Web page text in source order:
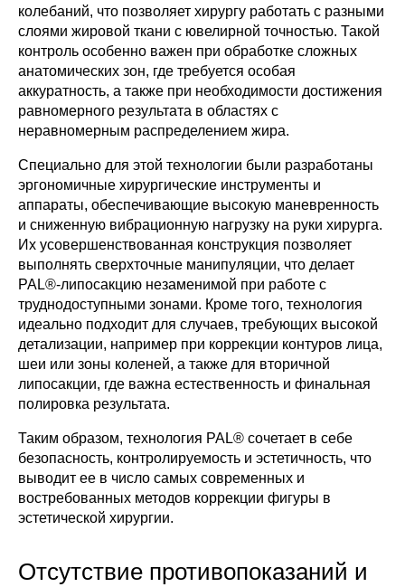
колебаний, что позволяет хирургу работать с разными
слоями жировой ткани с ювелирной точностью. Такой
контроль особенно важен при обработке сложных
анатомических зон, где требуется особая
аккуратность, а также при необходимости достижения
равномерного результата в областях с
неравномерным распределением жира.
Специально для этой технологии были разработаны
эргономичные хирургические инструменты и
аппараты, обеспечивающие высокую маневренность
и сниженную вибрационную нагрузку на руки хирурга.
Их усовершенствованная конструкция позволяет
выполнять сверхточные манипуляции, что делает
PAL®-липосакцию незаменимой при работе с
труднодоступными зонами. Кроме того, технология
идеально подходит для случаев, требующих высокой
детализации, например при коррекции контуров лица,
шеи или зоны коленей, а также для вторичной
липосакции, где важна естественность и финальная
полировка результата.
Таким образом, технология PAL® сочетает в себе
безопасность, контролируемость и эстетичность, что
выводит ее в число самых современных и
востребованных методов коррекции фигуры в
эстетической хирургии.
Отсутствие противопоказаний и